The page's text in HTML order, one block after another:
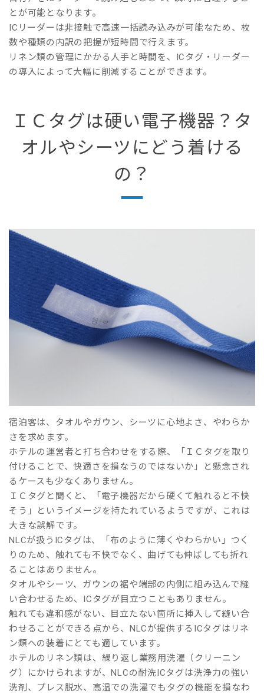
とが可能となります。
ICリーダーは非接触で高速一括読み込みが可能なため、枚
数や種類の内訳の把握が短時間で行えます。
リネン類の管理にかかる人手と時間を、ICタグ・リーダー
の導入によって大幅に削減することができます。
ＩＣタグは硬い電子機器？タ
オルやシーツにどう着ける
の？
宿泊客は、タオルやガウン、シーツに心地よさ、やわらか
さを求めます。
ホテルの運営者と打ち合わせをする際、「ＩＣタグを取り
付けることで、快適さを損なうのではないか」と懸念され
るケースも少なくありません。
ＩＣタグと聞くと、「電子機器だから硬くて触れると不快
そう」というイメージを持たれているようですが、これは
大きな誤解です。
NLCが扱うICタグは、「布のように薄くやわらかい」つく
りのため、触れても不快でなく、曲げても伸ばしても折れ
ることはありません。
タオルやシーツ、ガウンの裾や端部の内側に組み込んで縫
い合わせるため、ICタグが目立つこともありません。
触れても違和感がない、目立たない箇所に挿入して縫い合
わせることができる点から、NLCが提供するICタグはリネ
ン類への装着にとても適しています。
ホテルのリネン類は、繰り返し業務用洗濯（クリーニン
グ）にかけられますが、NLCの耐洗ICタグは洗浄力の強い
洗剤、プレス脱水、高温での洗濯でもタグの機能を損なわ